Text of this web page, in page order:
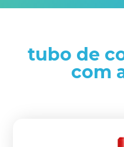
tubo de
com